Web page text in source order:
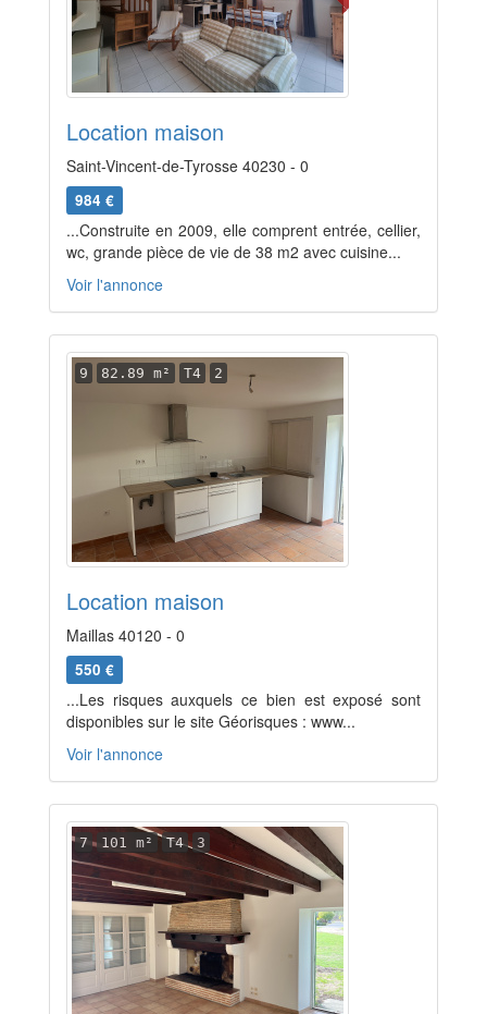
Location maison
Saint-Vincent-de-Tyrosse 40230 - 0
984 €
...Construite en 2009, elle comprent entrée, cellier,
wc, grande pièce de vie de 38 m2 avec cuisine...
Voir l'annonce
9 82.89 m² T4 2
Location maison
Maillas 40120 - 0
550 €
...Les risques auxquels ce bien est exposé sont
disponibles sur le site Géorisques : www...
Voir l'annonce
7 101 m² T4 3